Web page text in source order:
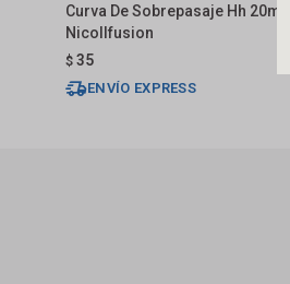
Curva De Sobrepasaje Hh 20mm
Nicollfusion
$ 35
ENVÍO EXPRESS